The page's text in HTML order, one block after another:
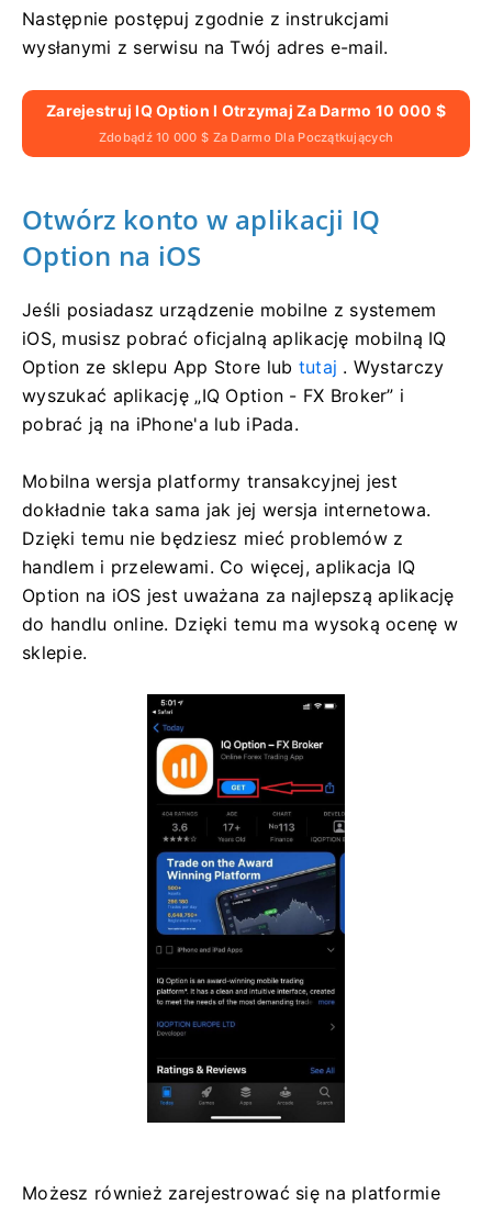
Następnie postępuj zgodnie z instrukcjami
wysłanymi z serwisu na Twój adres e-mail.
Zarejestruj IQ Option I Otrzymaj Za Darmo 10 000 $
Zdobądź 10 000 $ Za Darmo Dla Początkujących
Otwórz konto w aplikacji IQ
Option na iOS
Jeśli posiadasz urządzenie mobilne z systemem
iOS, musisz pobrać oficjalną aplikację mobilną IQ
Option ze sklepu App Store lub tutaj . Wystarczy
wyszukać aplikację „IQ Option - FX Broker” i
pobrać ją na iPhone'a lub iPada.
Mobilna wersja platformy transakcyjnej jest
dokładnie taka sama jak jej wersja internetowa.
Dzięki temu nie będziesz mieć problemów z
handlem i przelewami. Co więcej, aplikacja IQ
Option na iOS jest uważana za najlepszą aplikację
do handlu online. Dzięki temu ma wysoką ocenę w
sklepie.
Możesz również zarejestrować się na platformie